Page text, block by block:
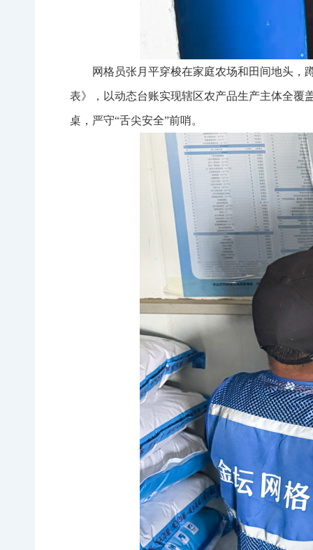
网格员张月平穿梭在家庭农场和田间地头，
表》，以动态台账实现辖区农产品生产主体全覆
桌，严守“舌尖安全”前哨。